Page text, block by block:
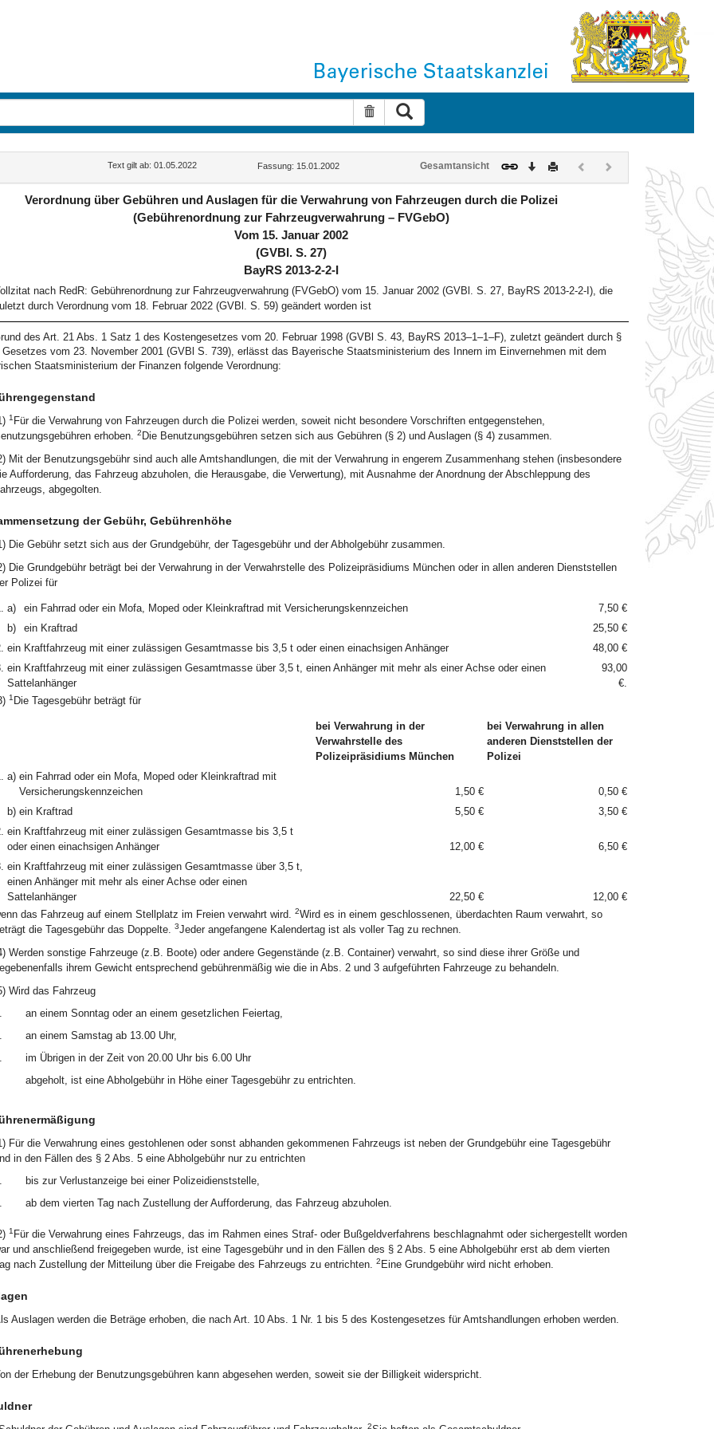
Suche zurücksetzen
Text gilt ab: 01.05.2022 Fassung: 15.01.2002 Gesamtansicht Download
DruckenVorherigesNächstes
Dokument
(inaktiv)
Verordnung über Gebühren und Auslagen für die Verwahrung von Fahrzeugen durch die Polizei
(Gebührenordnung zur Fahrzeugverwahrung – FVGebO)
Vom 15. Januar 2002
(GVBl. S. 27)
BayRS 2013-2-2-I
nach RedR: Gebührenordnung zur Fahrzeugverwahrung (FVGebO) vom 15. Januar 2002 (GVBl. S. 27, BayRS 2013-2-2-I), die
durch Verordnung vom 18. Februar 2022 (GVBl. S. 59) geändert worden ist
des Art. 21 Abs. 1 Satz 1 des Kostengesetzes vom 20. Februar 1998 (GVBl S. 43, BayRS 2013–1–1–F), zuletzt geändert durch §
vom 23. November 2001 (GVBl S. 739), erlässt das Bayerische Staatsministerium des Innern im Einvernehmen mit dem
Staatsministerium der Finanzen folgende Verordnung:
1 Für die Verwahrung von Fahrzeugen durch die Polizei werden, soweit nicht besondere Vorschriften entgegenstehen,
erhoben. 2 Die Benutzungsgebühren setzen sich aus Gebühren (§ 2) und Auslagen (§ 4) zusammen.
Mit der Benutzungsgebühr sind auch alle Amtshandlungen, die mit der Verwahrung in engerem Zusammenhang stehen (insbesondere
Aufforderung, das Fahrzeug abzuholen, die Herausgabe, die Verwertung), mit Ausnahme der Anordnung der Abschleppung des
abgegolten.
der Gebühr, Gebührenhöhe
Die Gebühr setzt sich aus der Grundgebühr, der Tagesgebühr und der Abholgebühr zusammen.
Die Grundgebühr beträgt bei der Verwahrung in der Verwahrstelle des Polizeipräsidiums München oder in allen anderen Dienststellen
Polizei für
a) ein Fahrrad oder ein Mofa, Moped oder Kleinkraftrad mit Versicherungskennzeichen
7,50 €
b)
ein Kraftrad
25,50 €
ein Kraftfahrzeug mit einer zulässigen Gesamtmasse bis 3,5 t oder einen einachsigen Anhänger
48,00 €
ein Kraftfahrzeug mit einer zulässigen Gesamtmasse über 3,5 t, einen Anhänger mit mehr als einer Achse oder einen
Sattelanhänger
93,00
€.
1 Die Tagesgebühr beträgt für
bei Verwahrung in der
Verwahrstelle des
Polizeipräsidiums München
bei Verwahrung in allen
anderen Dienststellen der
Polizei
a) ein Fahrrad oder ein Mofa, Moped oder Kleinkraftrad mit
Versicherungskennzeichen
1,50 €
0,50 €
b) ein Kraftrad 5,50 €
3,50 €
ein Kraftfahrzeug mit einer zulässigen Gesamtmasse bis 3,5 t
oder einen einachsigen Anhänger
12,00 €
6,50 €
ein Kraftfahrzeug mit einer zulässigen Gesamtmasse über 3,5 t,
einen Anhänger mit mehr als einer Achse oder einen
Sattelanhänger
22,50 €
12,00 €
das Fahrzeug auf einem Stellplatz im Freien verwahrt wird. 2Wird es in einem geschlossenen, überdachten Raum verwahrt, so
die Tagesgebühr das Doppelte. 3Jeder angefangene Kalendertag ist als voller Tag zu rechnen.
Werden sonstige Fahrzeuge (z.B. Boote) oder andere Gegenstände (z.B. Container) verwahrt, so sind diese ihrer Größe und
ihrem Gewicht entsprechend gebührenmäßig wie die in Abs. 2 und 3 aufgeführten Fahrzeuge zu behandeln.
Wird das Fahrzeug
an einem Sonntag oder an einem gesetzlichen Feiertag,
an einem Samstag ab 13.00 Uhr,
im Übrigen in der Zeit von 20.00 Uhr bis 6.00 Uhr
abgeholt, ist eine Abholgebühr in Höhe einer Tagesgebühr zu entrichten.
Für die Verwahrung eines gestohlenen oder sonst abhanden gekommenen Fahrzeugs ist neben der Grundgebühr eine Tagesgebühr
in den Fällen des § 2 Abs. 5 eine Abholgebühr nur zu entrichten
bis zur Verlustanzeige bei einer Polizeidienststelle,
ab dem vierten Tag nach Zustellung der Aufforderung, das Fahrzeug abzuholen.
1 Für die Verwahrung eines Fahrzeugs, das im Rahmen eines Straf- oder Bußgeldverfahrens beschlagnahmt oder sichergestellt worden
und anschließend freigegeben wurde, ist eine Tagesgebühr und in den Fällen des § 2 Abs. 5 eine Abholgebühr erst ab dem vierten
nach Zustellung der Mitteilung über die Freigabe des Fahrzeugs zu entrichten. 2 Eine Grundgebühr wird nicht erhoben.
Auslagen werden die Beträge erhoben, die nach Art. 10 Abs. 1 Nr. 1 bis 5 des Kostengesetzes für Amtshandlungen erhoben werden.
der Erhebung der Benutzungsgebühren kann abgesehen werden, soweit sie der Billigkeit widerspricht.
2